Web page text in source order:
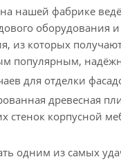
нашей фабрике
оборудования
из которых
популярным,
для отделки
древесная
стенок корпусной
одним из самых